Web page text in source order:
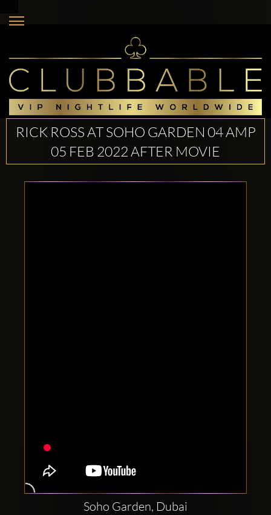
Clubbable:
RICK ROSS AT SOHO GARDEN 04 AMP
05 FEB 2022 AFTER MOVIE
Soho Garden, Dubai